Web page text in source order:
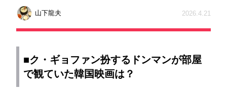
山下龍夫 2026.4.21
■ク・ギョファン扮するドンマンが部屋
で観ていた韓国映画は？